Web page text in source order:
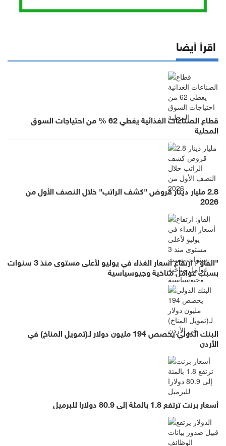
اقرأ أيضا
قطاع الصناعات الغذائية يغطي 62 % من احتياجات السوق
المحلية
2.8 مليار دينار قروض "كشف الراتب" خلال النصف الأول من
2026
"الفاو": ارتفاع أسعار الغذاء في يوليو لأعلى مستوى منذ 3 سنوات
بسبب عوامل مناخية وجيوسياسية
البنك الدولي يخصص 194 مليون دولار لـ(تمويل المناخ) في
الأردن
أسعار برنت ترتفع 1.8 بالمئة إلى 80.9 دولارا للبرميل